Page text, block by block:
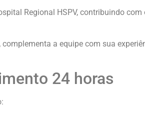
Regional HSPV, contribuindo com
a equipe com sua
24 horas